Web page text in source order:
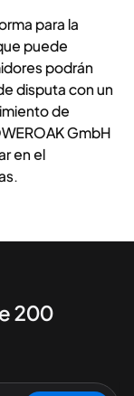
para la
puede
podrán
disputa con un
de
GmbH
en el
200